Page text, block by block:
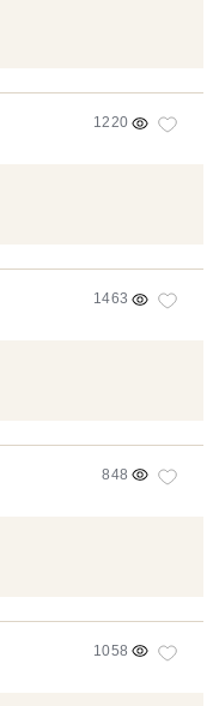
1220
1463
848
1058